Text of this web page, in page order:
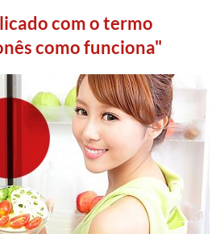
com o termo
como funciona"